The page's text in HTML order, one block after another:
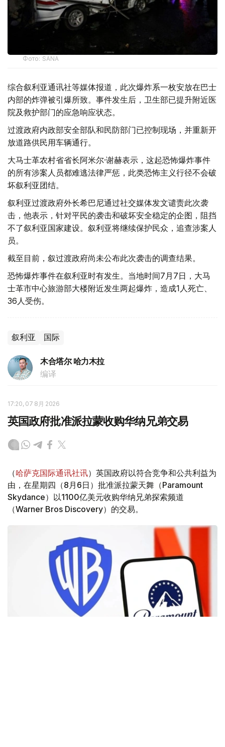
Фото: SANA
综合叙利亚通讯社等媒体报道，此次爆炸系一枚安放在巴士
内部的炸弹被引爆所致。事件发生后，卫生部已提升附近医
院及救护部门的应急响应状态。
过渡政府内政部安全部队和民防部门已控制现场，并重新开
放道路供民用车辆通行。
大马士革农村省省长阿米尔·谢赫表示，这起恐怖爆炸事件
的所有涉案人员都难逃法律严惩，此类恐怖主义行径不会破
坏叙利亚团结。
叙利亚过渡政府外长希巴尼通过社交媒体发文谴责此次袭
击，他表示，针对平民的袭击和破坏安全稳定的企图，阻挡
不了叙利亚国家建设。叙利亚将继续保护民众，追查涉案人
员。
截至目前，叙过渡政府尚未公布此次袭击的调查结果。
恐怖爆炸事件在叙利亚时有发生。当地时间7月7日，大马
士革市中心旅游部大楼附近发生两起爆炸，造成1人死亡、
36人受伤。
叙利亚 国际
木合塔尔 哈力木拉
编译
17:20, 07 8月 2026
英国政府批准派拉蒙收购华纳兄弟交易
（哈萨克国际通讯社讯）英国政府以符合竞争和公共利益为
由，在星期四（8月6日）批准派拉蒙天舞（Paramount
Skydance）以1100亿美元收购华纳兄弟探索频道
（Warner Bros Discovery）的交易。